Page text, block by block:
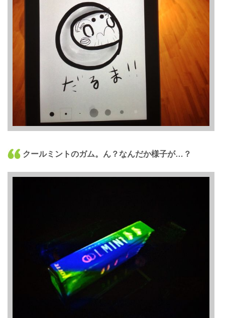
クールミントのガム。ん？なんだか様子が…？